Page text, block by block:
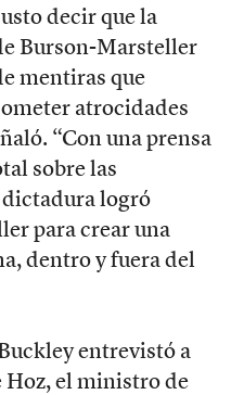
decir que la
Burson-Marsteller
mentiras que
atrocidades
“Con una prensa
sobre las
logró
para crear una
dentro y fuera del
entrevistó a
Hoz, el ministro de